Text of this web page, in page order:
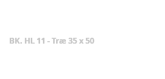
BK. HL 11 - Træ 35 x 50